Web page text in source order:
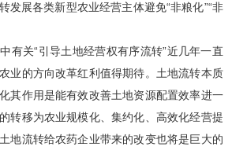
发展各类新型农业经营主体避免“非粮化”“非
关“引导土地经营权有序流转”近几年一直
业的方向改革红利值得期待。土地流转本质
其作用是能有效改善土地资源配置效率进一
转移为农业规模化、集约化、高效化经营提
地流转给农药企业带来的改变也将是巨大的